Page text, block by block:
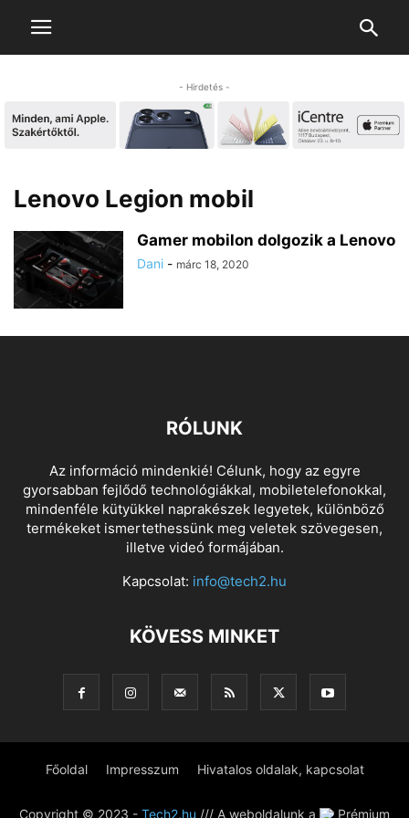
- Hirdetés -
Lenovo Legion mobil
Gamer mobilon dolgozik a Lenovo
Dani - márc 18, 2020
RÓLUNK
Az információ mindenkié! Célunk, hogy az egyre
gyorsabban fejlődő technológiákkal, mobiletelefonokkal,
mindenféle kütyükkel naprakészek legyetek, különböző
termékeket ismertethessünk meg veletek szövegesen,
illetve videó formájában.
Kapcsolat: info@tech2.hu
KÖVESS MINKET
Főoldal Impresszum Hivatalos oldalak, kapcsolat
Copyright © 2023 - Tech2.hu /// A weboldalunk a Prémium